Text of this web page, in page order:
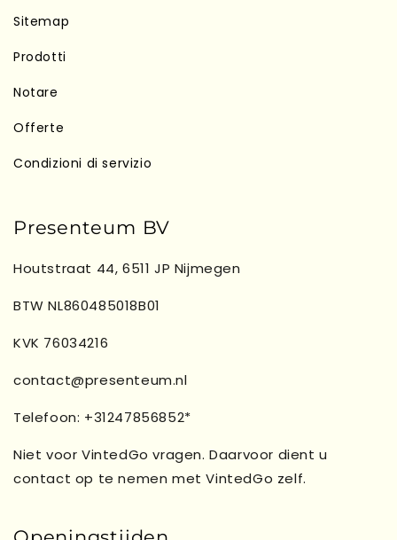
Sitemap
Prodotti
Notare
Offerte
Condizioni di servizio
Presenteum BV
Houtstraat 44, 6511 JP Nijmegen
BTW NL860485018B01
KVK 76034216
contact@presenteum.nl
Telefoon: +31247856852*
Niet voor VintedGo vragen. Daarvoor dient u
contact op te nemen met VintedGo zelf.